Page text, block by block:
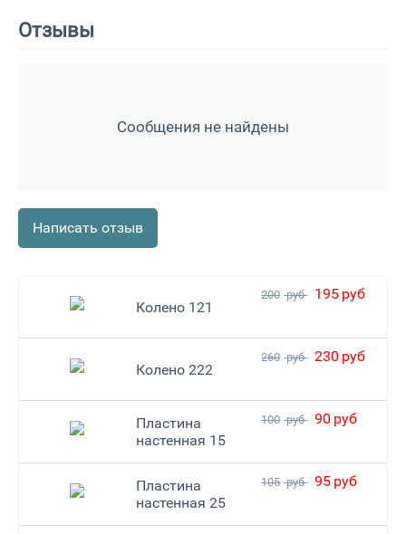
Отзывы
Сообщения не найдены
Написать отзыв
Колено 121
200 руб 195 руб
Колено 222
260 руб 230 руб
Пластина
настенная 15
100 руб 90 руб
Пластина
настенная 25
105 руб 95 руб